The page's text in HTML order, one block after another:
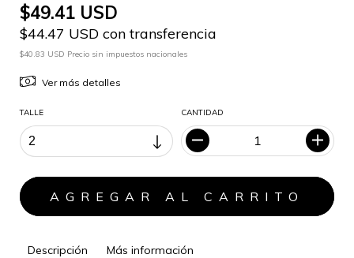
$49.41 USD
$44.47 USD con transferencia
$40.83 USD Precio sin impuestos nacionales
Ver más detalles
TALLE CANTIDAD
Descripción Más información